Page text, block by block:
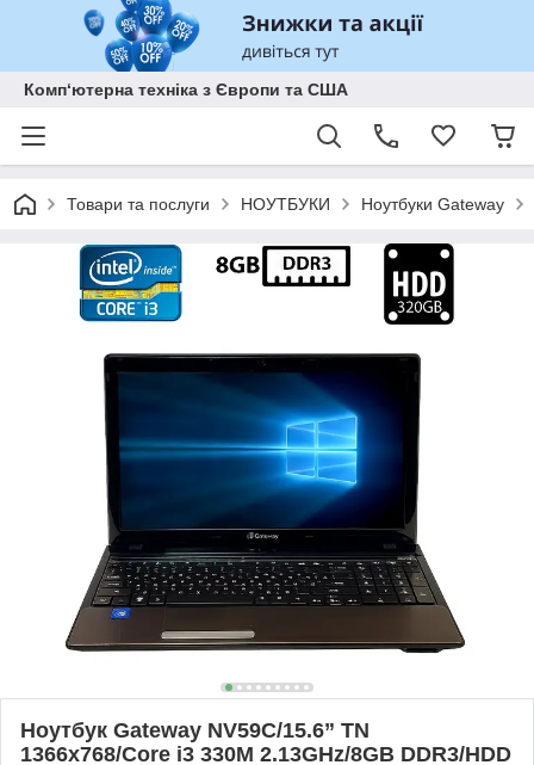
Комп‘ютерна техніка з Європи та США
Товари та послуги НОУТБУКИ Ноутбуки Gateway
Ноутбук Gateway NV59C/15.6” TN
1366x768/Core i3 330M 2.13GHz/8GB DDR3/HDD